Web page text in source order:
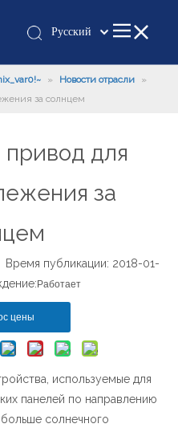
Pусский
românesc
Türk dili
한국어
Italiano
Español
Français
English
Español
简体中文
» Новости отрасли
»
за солнцем
для
за
публикации: 2018-01-
Работает
цены
используемые для
панелей по направлению
солнечного